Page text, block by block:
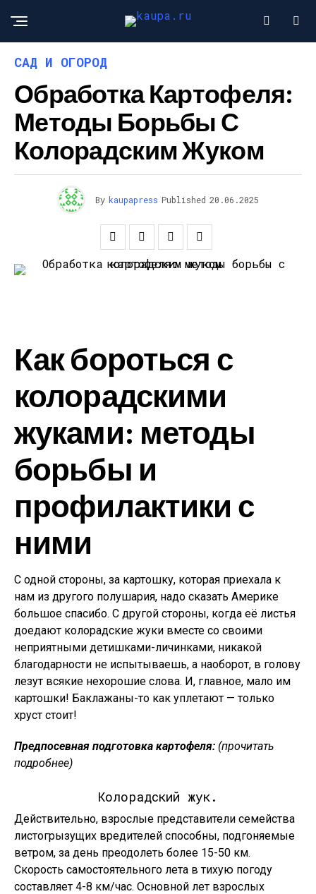
САД И ОГОРОД
Обработка Картофеля:
Методы Борьбы С
Колорадским Жуком
By kaupapress Published 20.06.2025
Как бороться с
колорадскими
жуками: методы
борьбы и
профилактики с
ними
С одной стороны, за картошку, которая приехала к
нам из другого полушария, надо сказать Америке
большое спасибо. С другой стороны, когда её листья
доедают колорадские жуки вместе со своими
неприятными детишками-личинками, никакой
благодарности не испытываешь, а наоборот, в голову
лезут всякие нехорошие слова. И, главное, мало им
картошки! Баклажаны-то как уплетают — только
хруст стоит!
Предпосевная подготовка картофеля: (прочитать
подробнее)
Колорадский жук.
Действительно, взрослые представители семейства
листогрызущих вредителей способны, подгоняемые
ветром, за день преодолеть более 15-50 км.
Скорость самостоятельного лета в тихую погоду
составляет 4-8 км/час. Основной лет взрослых